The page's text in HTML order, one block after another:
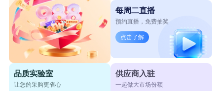
每周二直播
预约直播，免费抽奖
点击了解
品质实验室
让您的采购更省心
供应商入驻
一起做大市场份额